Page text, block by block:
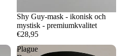
Shy Guy-mask - ikonisk och
mystisk - premiumkvalitet
€28,95
Plague